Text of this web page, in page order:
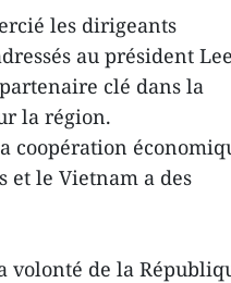
les dirigeants
au président Lee
clé dans la
la région.
coopération
et le Vietnam a des
volonté de la